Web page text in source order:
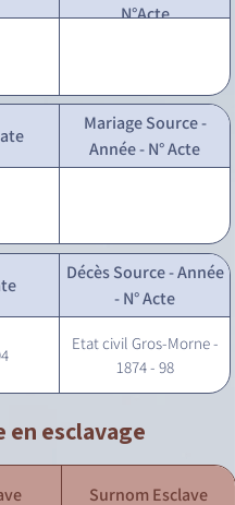
N°Acte
Mariage Source -
Année - N° Acte
Décès Source - Année
- N° Acte
Etat civil Gros-Morne -
1874 - 98
en esclavage
Surnom Esclave